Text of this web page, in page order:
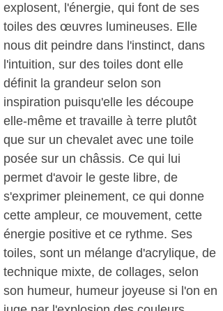
explosent, l'énergie, qui font de ses
toiles des œuvres lumineuses. Elle
nous dit peindre dans l'instinct, dans
l'intuition, sur des toiles dont elle
définit la grandeur selon son
inspiration puisqu'elle les découpe
elle-même et travaille à terre plutôt
que sur un chevalet avec une toile
posée sur un châssis. Ce qui lui
permet d'avoir le geste libre, de
s'exprimer pleinement, ce qui donne
cette ampleur, ce mouvement, cette
énergie positive et ce rythme. Ses
toiles, sont un mélange d'acrylique, de
technique mixte, de collages, selon
son humeur, humeur joyeuse si l'on en